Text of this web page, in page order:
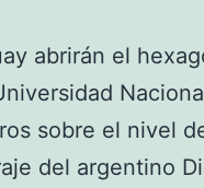
abrirán el
sobre el nivel
del argentino